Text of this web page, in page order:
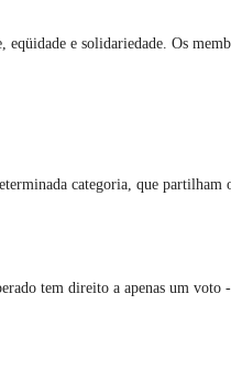
e solidariedade. Os
categoria, que
tem direito a apenas um voto